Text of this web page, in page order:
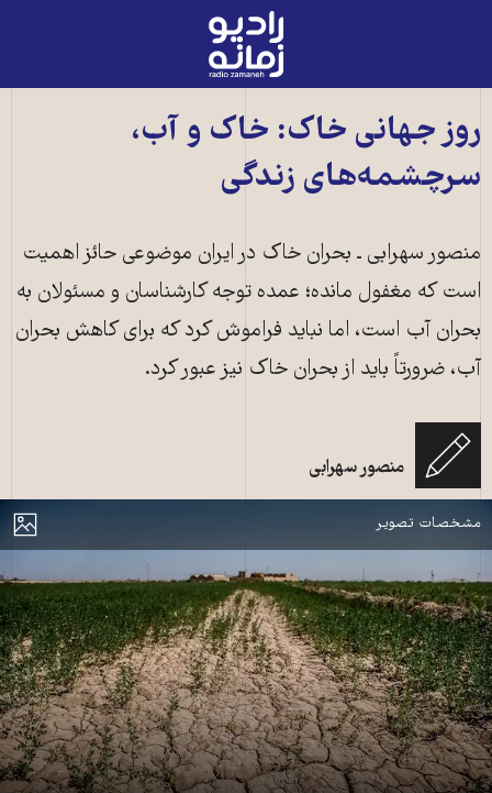
رادیو
زمانه
اصلی
روز جهانی خاک: خاک و آب،
سرچشمه‌های زندگی
منصور سهرابی ـ بحران خاک در ایران موضوعی حائز اهمیت
است کە مغفول ماندە؛ عمدە توجە کارشناسان و مسئولان بە
بحران آب است، اما نباید فراموش کرد کە برای کاهش بحران
آب، ضرورتاً باید از بحران خاک نیز عبور کرد.
منصور سهرابی
نمایش
مشخصات تصویر
فرسایش خاک بحرانی بزرگ در ایران است